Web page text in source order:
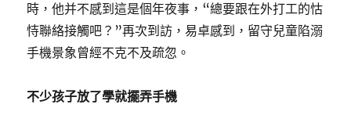
時，他并不感到這是個年夜事，“總要跟在外打工的怙
恃聯絡接觸吧？”再次到訪，易卓感到，留守兒童陷溺
手機景象曾經不克不及疏忽。
不少孩子放了學就擺弄手機